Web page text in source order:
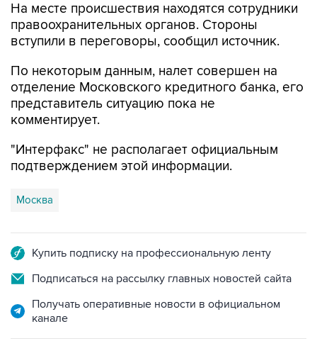
На месте происшествия находятся сотрудники
правоохранительных органов. Стороны
вступили в переговоры, сообщил источник.
По некоторым данным, налет совершен на
отделение Московского кредитного банка, его
представитель ситуацию пока не
комментирует.
"Интерфакс" не располагает официальным
подтверждением этой информации.
Москва
Купить подписку на профессиональную ленту
Подписаться на рассылку главных новостей сайта
Получать оперативные новости в официальном
канале